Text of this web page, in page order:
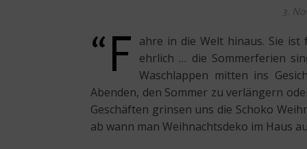
3.
“F ahre in die Welt hinaus. Sie ist
ehrlich … die Sommerferien
Waschlappen mitten ins
Abenden, den Sommer zu verlängern
Geschäften grinsen uns die Schoko
ab wann man Weihnachtsdeko im Haus